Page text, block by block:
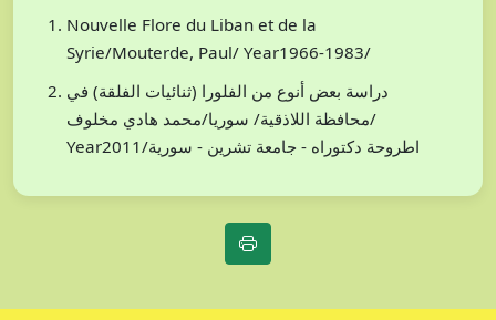
Nouvelle Flore du Liban et de la
Syrie/Mouterde, Paul/ Year1966-1983/
دراسة بعض أنوع من الفلورا (ثنائيات الفلقة) في
محافظة اللاذقية/ سوريا/محمد هادي مخلوف/
Year2011/اطروحة دكتوراه - جامعة تشرين - سورية